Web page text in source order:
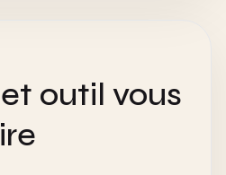
outil vous